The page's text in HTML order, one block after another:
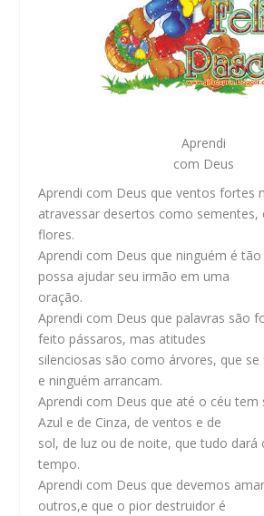
Aprendi
com Deus
Aprendi com Deus que ventos fortes
atravessar desertos como sementes,
flores.
Aprendi com Deus que ninguém é
possa ajudar seu irmão em uma
oração.
Aprendi com Deus que palavras são
feito pássaros, mas atitudes
silenciosas são como árvores, que
e ninguém arrancam.
Aprendi com Deus que até o céu tem
Azul e de Cinza, de ventos e de
sol, de luz ou de noite, que tudo dará
tempo.
Aprendi com Deus que devemos
outros,e que o pior destruidor é